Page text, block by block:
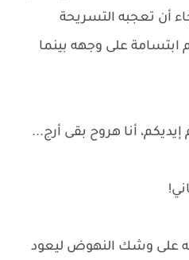
أن تعجبه التسريحة
ابتسامة على وجهه بينما
أنا هروح بقى أرج...
على وشك النهوض ليعود